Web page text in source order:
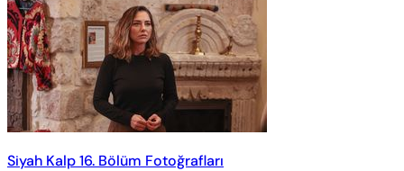
Siyah Kalp 16. Bölüm Fotoğrafları